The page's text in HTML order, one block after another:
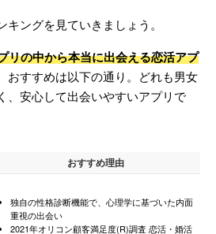
キングを見ていきましょう。
リの中から本当に出会える恋活アプ
おすすめは以下の通り。どれも男女
、安心して出会いやすいアプリで
おすすめ理由
独自の性格診断機能で、心理学に基づいた内面
重視の出会い
2021年オリコン顧客満足度(R)調査 恋活・婚活